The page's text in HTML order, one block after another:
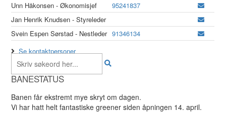
Unn Håkonsen - Økonomisjef
95241837
Jan Henrik Knudsen - Styreleder
Svein Espen Sørstad - Nestleder 91346134
Se kontaktpersoner
BANESTATUS
Banen får ekstremt mye skryt om dagen.
Vi har hatt helt fantastiske greener siden åpningen 14. april.